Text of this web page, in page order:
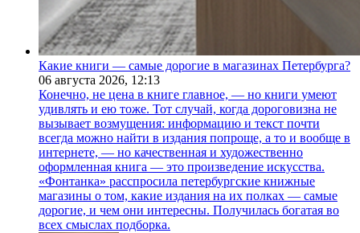
Какие книги — самые дорогие в магазинах Петербурга?
06 августа 2026, 12:13
Конечно, не цена в книге главное, — но книги умеют
удивлять и ею тоже. Тот случай, когда дороговизна не
вызывает возмущения: информацию и текст почти
всегда можно найти в издания попроще, а то и вообще в
интернете, — но качественная и художественно
оформленная книга — это произведение искусства.
«Фонтанка» расспросила петербургские книжные
магазины о том, какие издания на их полках — самые
дорогие, и чем они интересны. Получилась богатая во
всех смыслах подборка.